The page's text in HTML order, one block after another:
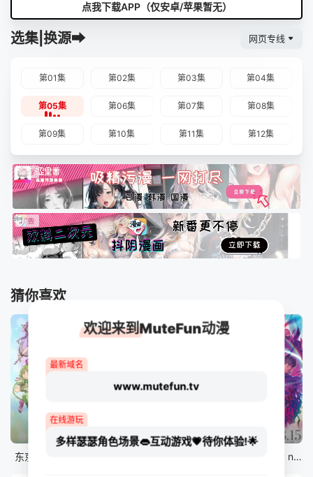
点我下载APP（仅安卓/苹果暂无）
选集|换源➡ 网页专线
第01集 第02集 第03集 第04集
第05集 第06集 第07集 第08集
第09集 第10集 第11集 第12集
猜你喜欢
12集全
东京猫猫 NEW～♡ 剧场版 Fate/stay night [Heaven&#039;s Feel] III.spring song
欢迎来到MuteFun动漫
最新域名
www.mutefun.tv
在线游玩
多样瑟瑟角色场景👄互动游戏💗待你体验!🌟